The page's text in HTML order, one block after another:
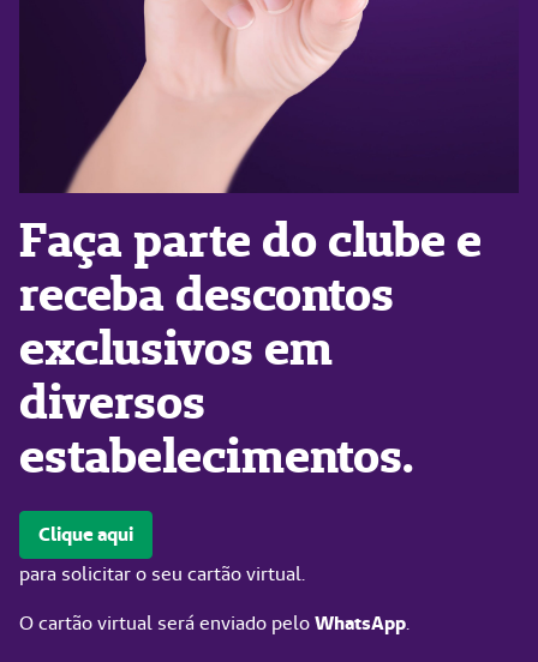
Faça parte do clube e
receba descontos
exclusivos em
diversos
estabelecimentos.
Clique aqui
para solicitar o seu cartão virtual.
O cartão virtual será enviado peloWhatsApp.